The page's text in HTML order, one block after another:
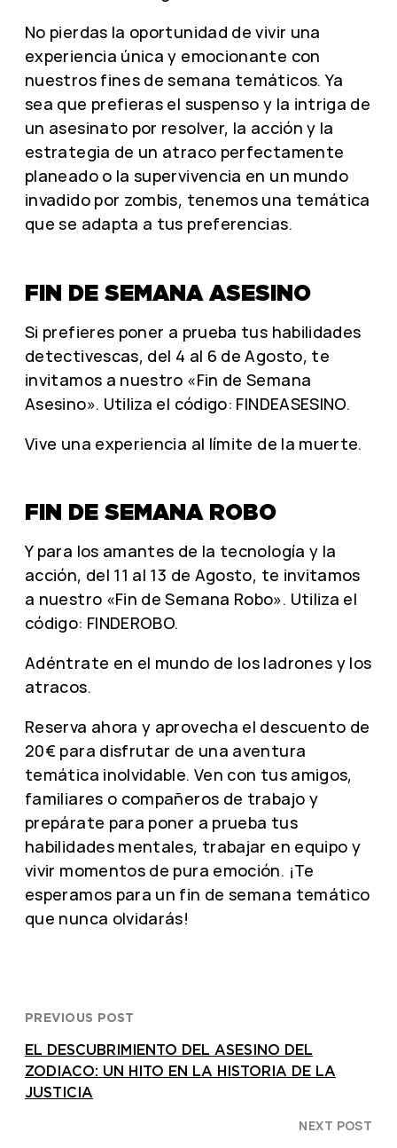
No pierdas la oportunidad de vivir una
experiencia única y emocionante con
nuestros fines de semana temáticos. Ya
sea que prefieras el suspenso y la intriga de
un asesinato por resolver, la acción y la
estrategia de un atraco perfectamente
planeado o la supervivencia en un mundo
invadido por zombis, tenemos una temática
que se adapta a tus preferencias.
FIN DE SEMANA ASESINO
Si prefieres poner a prueba tus habilidades
detectivescas, del 4 al 6 de Agosto, te
invitamos a nuestro «Fin de Semana
Asesino». Utiliza el código: FINDEASESINO.
Vive una experiencia al límite de la muerte.
FIN DE SEMANA ROBO
Y para los amantes de la tecnología y la
acción, del 11 al 13 de Agosto, te invitamos
a nuestro «Fin de Semana Robo». Utiliza el
código: FINDEROBO.
Adéntrate en el mundo de los ladrones y los
atracos.
Reserva ahora y aprovecha el descuento de
20€ para disfrutar de una aventura
temática inolvidable. Ven con tus amigos,
familiares o compañeros de trabajo y
prepárate para poner a prueba tus
habilidades mentales, trabajar en equipo y
vivir momentos de pura emoción. ¡Te
esperamos para un fin de semana temático
que nunca olvidarás!
PREVIOUS POST
EL DESCUBRIMIENTO DEL ASESINO DEL
ZODIACO: UN HITO EN LA HISTORIA DE LA
JUSTICIA
NEXT POST